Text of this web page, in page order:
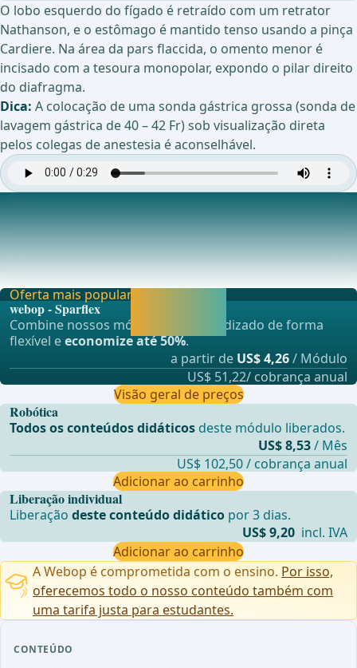
CONTEÚDO
O lobo esquerdo do fígado é retraído com um retrator
Nathanson, e o estômago é mantido tenso usando a pinça
Cardiere. Na área da pars flaccida, o omento menor é
incisado com a tesoura monopolar, expondo o pilar direito
do diafragma.
Dica: A colocação de uma sonda gástrica grossa (sonda de
lavagem gástrica de 40 – 42 Fr) sob visualização direta
pelos colegas de anestesia é aconselhável.
Preparação dos Crura Diafragmáticos e Entrada
Mediastinal
Exponha o crus diafragm&#xE1;tico direito e prossiga
anteriormente atrav&#xE9;s da comissura anteri
Liberação individual
Liberaçãodeste conteúdo didático por 3 dias.
US$ 9,20 incl. IVA
Adicionar ao carrinho
Oferta mais popular
webop - Sparflex
Combine nossos módulos de aprendizado de forma
flexível eeconomize até 50%.
a partir de US$ 4,26/ Módulo
US$ 51,22/ cobrança anual
Visão geral de preços
Robótica
Todos os conteúdos didáticos deste módulo liberados.
US$ 8,53/ Mês
US$ 102,50 / cobrança anual
Adicionar ao carrinho
A Webop é comprometida com o ensino. Por isso,
oferecemos todo o nosso conteúdo também com
uma tarifa justa para estudantes.